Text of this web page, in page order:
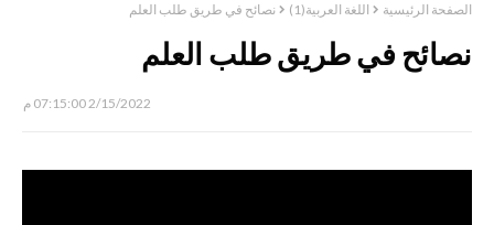
الصفحة الرئيسية اللغة العربية(1) نصائح في طريق طلب العلم
نصائح في طريق طلب العلم
2/15/2022 07:15:00 م